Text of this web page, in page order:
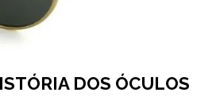
DOS ÓCULOS